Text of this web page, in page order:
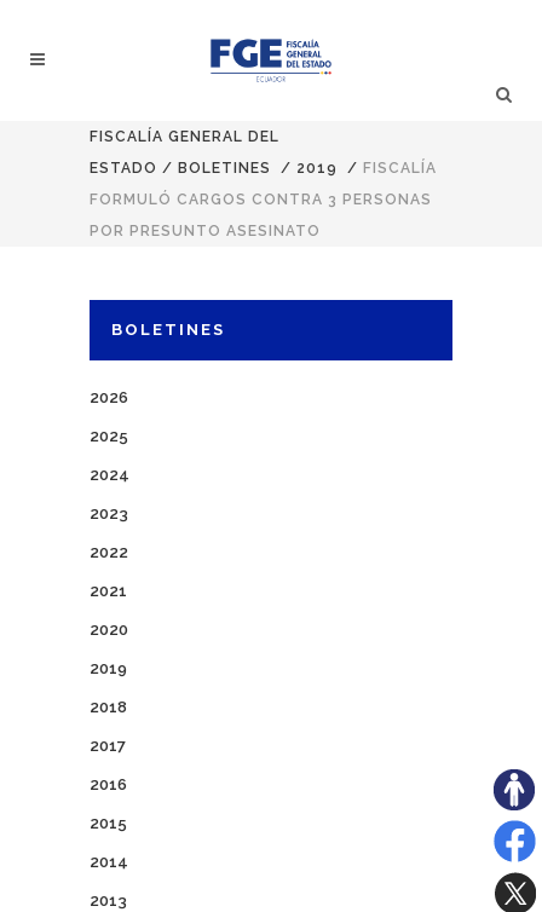
FISCALÍA GENERAL DEL
ESTADO / BOLETINES / 2019 / FISCALÍA
FORMULÓ CARGOS CONTRA 3 PERSONAS
POR PRESUNTO ASESINATO
BOLETINES
2026
2025
2024
2023
2022
2021
2020
2019
2018
2017
2016
2015
2014
2013